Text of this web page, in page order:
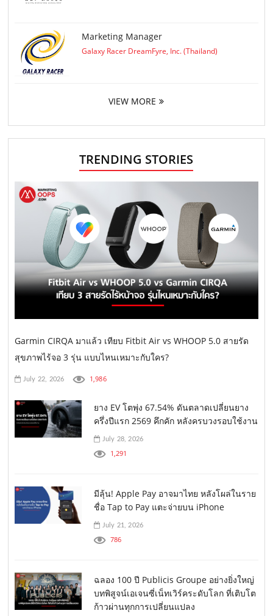
Marketing Manager
Galaxy Racer DreamFyre, Inc. (Thailand)
VIEW MORE
TRENDING STORIES
Garmin CIRQA มาแล้ว เทียบ Fitbit Air vs WHOOP 5.0 สายรัด
สุขภาพไร้จอ 3 รุ่น แบบไหนเหมาะกับใคร?
July 22, 2026 1,986
ยาง EV โตพุ่ง 67.54% ดันตลาดเปลี่ยนยาง
ครึ่งปีแรก 2569 คึกคัก หลังครบวงรอบใช้งาน
July 28, 2026
1,291
มีลุ้น! Apple Pay อาจมาไทย หลังโผล่ในราย
ชื่อ Tap to Pay แตะจ่ายบน iPhone
July 21, 2026
786
ฉลอง 100 ปี Publicis Groupe อย่างยิ่งใหญ่
บทพิสูจน์เอเจนซี่เน็ทเวิร์คระดับโลก ที่เติบโต
ก้าวผ่านทุกการเปลี่ยนแปลง